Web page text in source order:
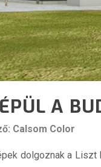
A
Calsom Color
dolgoznak a